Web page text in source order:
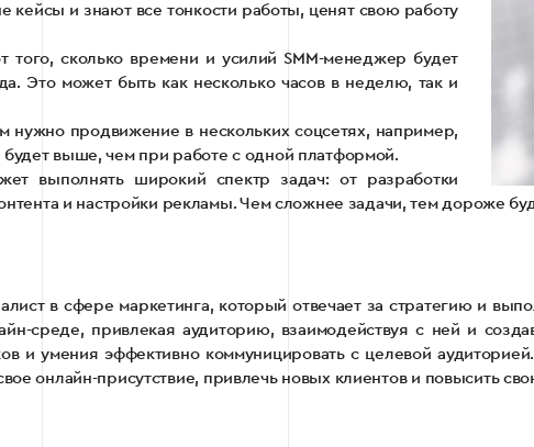
и знают все тонкости работы, ценят свою работу
того, сколько времени и усилий SMM-менеджер будет
Это может быть как несколько часов в неделю, так и
нужно продвижение в нескольких соцсетях, например,
будет выше, чем при работе с одной платформой.
выполнять широкий спектр задач: от разработки
и настройки рекламы. Чем сложнее задачи, тем дороже
в сфере маркетинга, который отвечает за стратегию и
среде, привлекая аудиторию, взаимодействуя с ней и
и умения эффективно коммуницировать с целевой
онлайн-присутствие, привлечь новых клиентов и повысить